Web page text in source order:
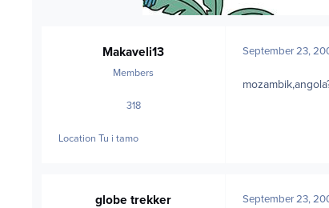
Makaveli13
Members
318posts
Location Tu i tamo
September 23,
globe trekker September 23,